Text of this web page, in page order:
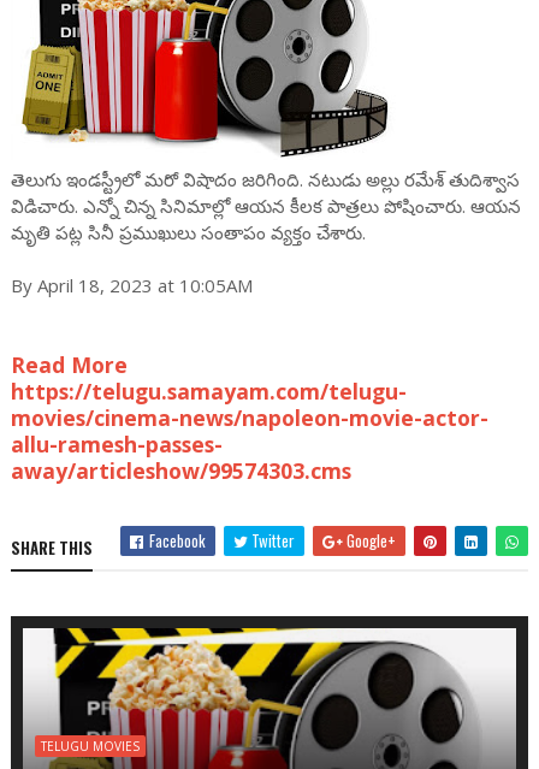
తెలుగు ఇండస్ట్రీలో మరో విషాదం జరిగింది. నటుడు అల్లు రమేశ్ తుదిశ్వాస
విడిచారు. ఎన్నో చిన్న సినిమాల్లో ఆయన కీలక పాత్రలు పోషించారు. ఆయన
మృతి పట్ల సినీ ప్రముఖులు సంతాపం వ్యక్తం చేశారు.
By April 18, 2023 at 10:05AM
Read More
https://telugu.samayam.com/telugu-
movies/cinema-news/napoleon-movie-actor-
allu-ramesh-passes-
away/articleshow/99574303.cms
SHARE THIS Facebook Twitter Google+
TELUGU MOVIES